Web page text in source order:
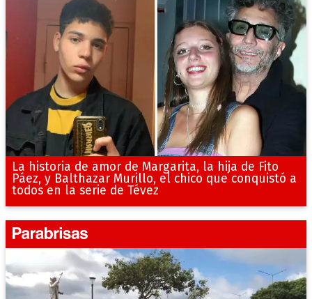
La historia de amor de Margarita, la hija de Fito
Páez, y Balthazar Murillo, el chico que conquistó a
todos en la serie de Tévez